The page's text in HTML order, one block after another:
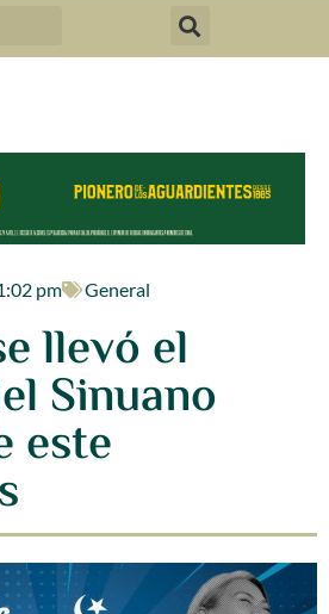
pm General
llevó el
Sinuano
este